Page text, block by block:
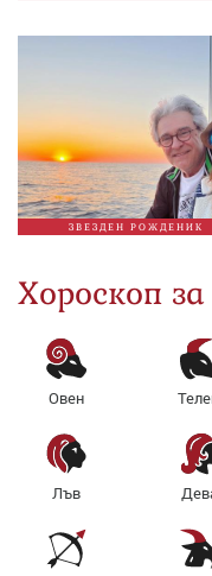
ЗВЕЗДЕН РОЖДЕНИК
Хороскоп
Овен
Лъв